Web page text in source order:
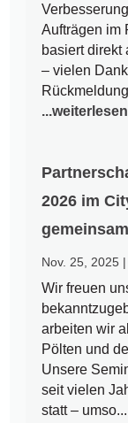
Aufträgen im
basiert direkt
– vielen
...weiterlesen
2026 im
Nov. 25, 2025
Wir freuen
arbeiten wir
Pölten und
Unsere
seit vielen
statt – umso...